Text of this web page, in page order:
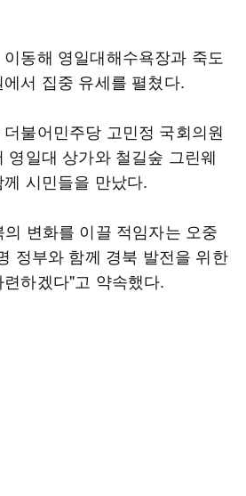
동해 영일대해수욕장과 죽도
서 집중 유세를 펼쳤다.
불어민주당 고민정 국회의원
영일대 상가와 철길숲 그린웨
시민들을 만났다.
변화를 이끌 적임자는 오중
정부와 함께 경북 발전을 위한
하겠다"고 약속했다.